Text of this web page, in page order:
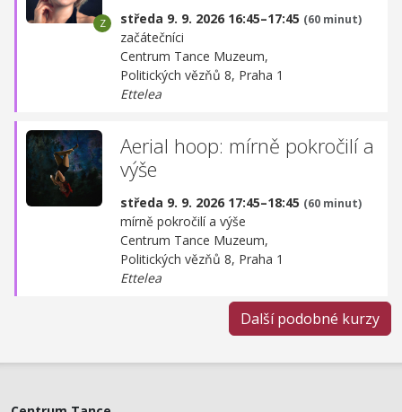
středa 9. 9. 2026 16:45–17:45 (60 minut)
začátečníci
Centrum Tance Muzeum,
Politických vězňů 8, Praha 1
Ettelea
Aerial hoop: mírně pokročilí a
výše
středa 9. 9. 2026 17:45–18:45 (60 minut)
mírně pokročilí a výše
Centrum Tance Muzeum,
Politických vězňů 8, Praha 1
Ettelea
Další podobné kurzy